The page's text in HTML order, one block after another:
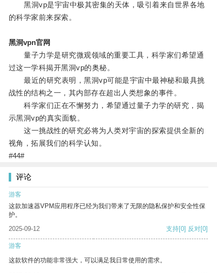
黑洞vp是宇宙中极其密集的天体，吸引着来自世界各地
的科学家前来探索。
黑洞vpn官网
量子力学是研究微观领域的重要工具，科学家们希望通
过这一学科揭开黑洞vp的奥秘。
最近的研究表明，黑洞vp可能是宇宙中最神秘和最具挑
战性的结构之一，其内部存在超出人类想象的事件。
科学家们正在不懈努力，希望通过量子力学的研究，揭
示黑洞vp的真实面貌。
这一挑战性的研究必将为人类对宇宙的探索提供全新的
视角，拓展我们的科学认知。
#44#
评论
游客
这款加速器VPM应用程序已经为我们带来了无限的隐私保护和安全性保
护。
2025-09-12
支持[0] 反对[0]
游客
这款软件的功能非常强大，可以满足我日常使用的需求。